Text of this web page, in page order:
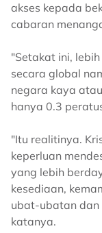
akses kepada
cabaran
"Setakat ini,
secara global
negara kaya
hanya 0.3
"Itu realitinya.
keperluan
yang lebih
kesediaan,
ubat-ubatan
katanya.